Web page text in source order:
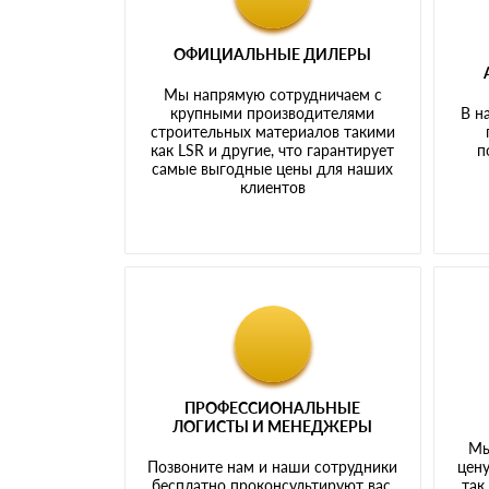
ОФИЦИАЛЬНЫЕ ДИЛЕРЫ
Мы напрямую сотрудничаем с
крупными производителями
строительных материалов такими
как LSR и другие, что гарантирует
самые выгодные цены для наших
клиентов
В
ПРОФЕССИОНАЛЬНЫЕ
ЛОГИСТЫ И МЕНЕДЖЕРЫ
Позвоните нам и наши сотрудники
бесплатно проконсультируют вас,